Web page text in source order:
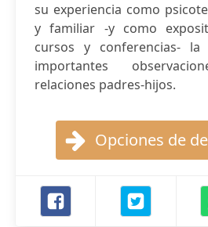
su experiencia como
y familiar -y como
cursos y conferencias-
importantes
relaciones padres-hijos.
Opciones de